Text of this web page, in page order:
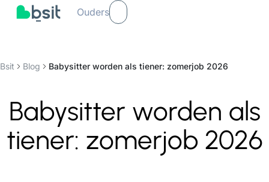
Ouders
Bsit Blog Babysitter worden als tiener: zomerjob 2026
Babysitter worden als
tiener: zomerjob 2026